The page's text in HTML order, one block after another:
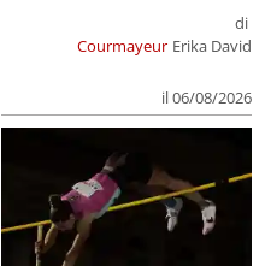
Courmayeur
di
Erika David
il 06/08/2026